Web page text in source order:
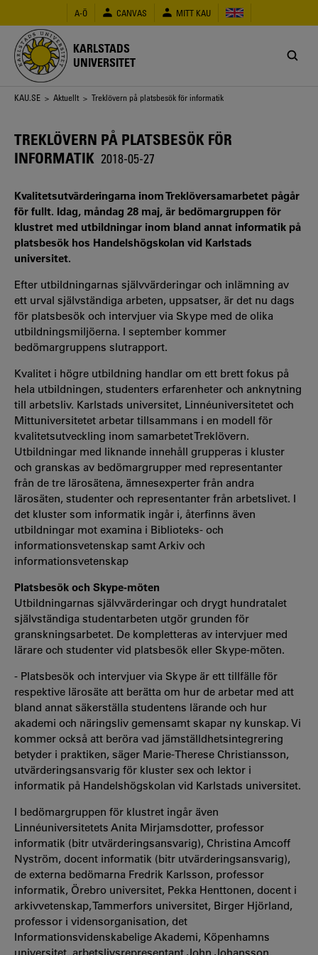
huvudinnehåll
A-Ö CANVAS MITT KAU
KARLSTADS
UNIVERSITET
Länkstig
KAU.SE > Aktuellt > Treklövern på platsbesök för informatik
TREKLÖVERN PÅ PLATSBESÖK FÖR
INFORMATIK 2018-05-27
Kvalitetsutvärderingarna inom Treklöversamarbetet pågår
för fullt. Idag, måndag 28 maj, är bedömargruppen för
klustret med utbildningar inom bland annat informatik på
platsbesök hos Handelshögskolan vid Karlstads
universitet.
Efter utbildningarnas självvärderingar och inlämning av
ett urval självständiga arbeten, uppsatser, är det nu dags
för platsbesök och intervjuer via Skype med de olika
utbildningsmiljöerna. I september kommer
bedömargruppens slutrapport.
Kvalitet i högre utbildning handlar om ett brett fokus på
hela utbildningen, studenters erfarenheter och anknytning
till arbetsliv. Karlstads universitet, Linnéuniversitetet och
Mittuniversitetet arbetar tillsammans i en modell för
kvalitetsutveckling inom samarbetet Treklövern.
Utbildningar med liknande innehåll grupperas i kluster
och granskas av bedömargrupper med representanter
från de tre lärosätena, ämnesexperter från andra
lärosäten, studenter och representanter från arbetslivet. I
det kluster som informatik ingår i, återfinns även
utbildningar mot examina i Biblioteks- och
informationsvetenskap samt Arkiv och
informationsvetenskap
Platsbesök och Skype-möten
Utbildningarnas självvärderingar och drygt hundratalet
självständiga studentarbeten utgör grunden för
granskningsarbetet. De kompletteras av intervjuer med
lärare och studenter vid platsbesök eller Skype-möten.
- Platsbesök och intervjuer via Skype är ett tillfälle för
respektive lärosäte att berätta om hur de arbetar med att
bland annat säkerställa studentens lärande och hur
akademi och näringsliv gemensamt skapar ny kunskap. Vi
kommer också att beröra vad jämställdhetsintegrering
betyder i praktiken, säger Marie-Therese Christiansson,
utvärderingsansvarig för kluster sex och lektor i
informatik på Handelshögskolan vid Karlstads universitet.
I bedömargruppen för klustret ingår även
Linnéuniversitetets Anita Mirjamsdotter, professor
informatik (bitr utvärderingsansvarig), Christina Amcoff
Nyström, docent informatik (bitr utvärderingsansvarig),
de externa bedömarna Fredrik Karlsson, professor
informatik, Örebro universitet, Pekka Henttonen, docent i
arkivvetenskap, Tammerfors universitet, Birger Hjörland,
professor i vidensorganisation, det
Informationsvidenskabelige Akademi, Köpenhamns
universitet, arbetslivsrepresentant John Johansson,